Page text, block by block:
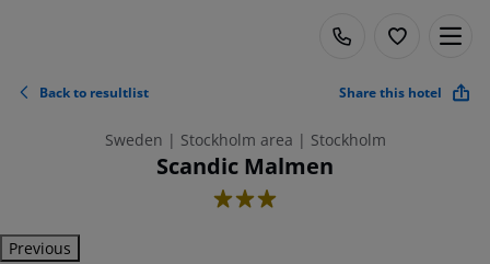
Back to resultlist Share this hotel
Sweden | Stockholm area | Stockholm
Scandic Malmen
3
Previous